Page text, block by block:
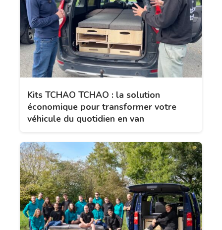
Kits TCHAO TCHAO : la solution
économique pour transformer votre
véhicule du quotidien en van